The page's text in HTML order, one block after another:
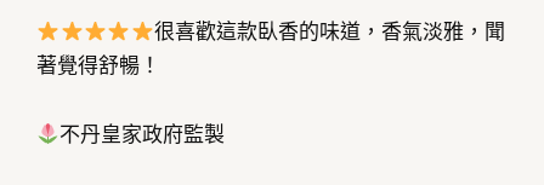
很喜歡這款臥香的味道，香氣淡雅，聞
著覺得舒暢！
不丹皇家政府監製